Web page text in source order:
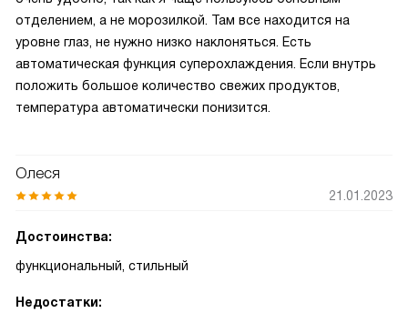
отделением, а не морозилкой. Там все находится на
уровне глаз, не нужно низко наклоняться. Есть
автоматическая функция суперохлаждения. Если внутрь
положить большое количество свежих продуктов,
температура автоматически понизится.
Олеся
21.01.2023
Достоинства:
функциональный, стильный
Недостатки: